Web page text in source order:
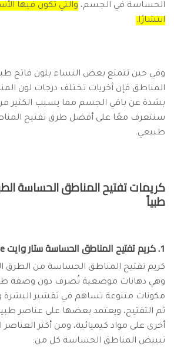
الحساسة في الجسم، والتي تكون فيها
انتشارًا.
وفي حين تتمتع بعض النساء بلون فاتح
المناطق فإن أخريات تختلف درجات لون
بشدة عن باقي الجسم مما يسبب الكثير من
سنتعرف معًا على أفضل طرق تفتيح
طبيعي.
كريمات تفتيح المناطق الحساسة
طبياً
1. كريم تفتيح المناطق الحساسة ستار وايت starwhite الإسباني
كريم تفتيح المناطق الحساسة من الطرق
وهي دهانات موضعية تُصرف دون وصفة
مكونات متنوعة تساهم في تقشير البشرة
ثم التفتيح، ويعتمد بعضها على عناصر
أخرى على مواد كيميائية، ومن أكثر العناصر
تبييض المناطق الحساسة كل من: